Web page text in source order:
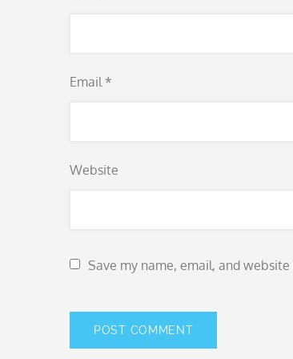
Email *
Website
Save my name, email, and